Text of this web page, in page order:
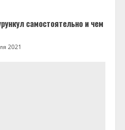
самостоятельно и чем
2021